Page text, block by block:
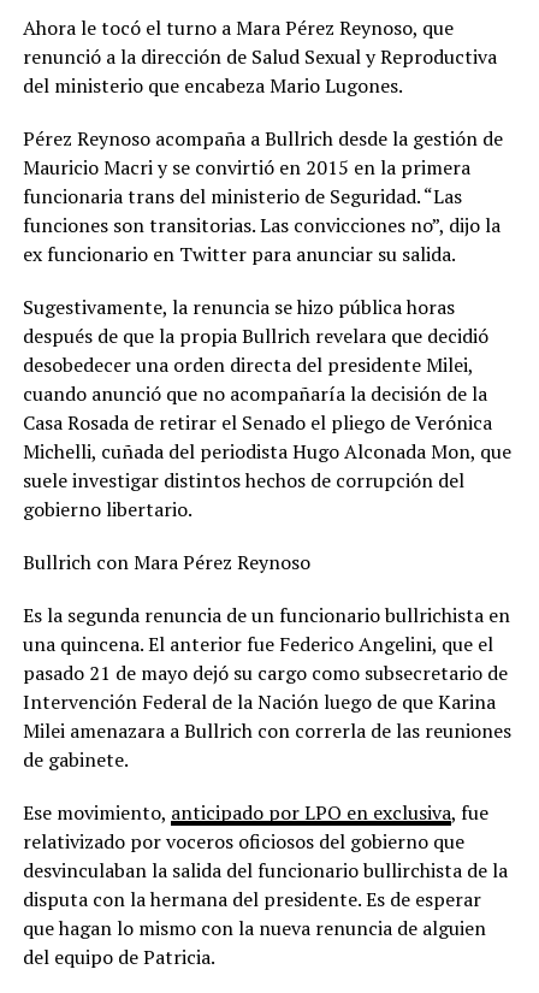
Ahora le tocó el turno a Mara Pérez Reynoso, que
renunció a la dirección de Salud Sexual y Reproductiva
del ministerio que encabeza Mario Lugones.
Pérez Reynoso acompaña a Bullrich desde la gestión de
Mauricio Macri y se convirtió en 2015 en la primera
funcionaria trans del ministerio de Seguridad. “Las
funciones son transitorias. Las convicciones no”, dijo la
ex funcionario en Twitter para anunciar su salida.
Sugestivamente, la renuncia se hizo pública horas
después de que la propia Bullrich revelara que decidió
desobedecer una orden directa del presidente Milei,
cuando anunció que no acompañaría la decisión de la
Casa Rosada de retirar el Senado el pliego de Verónica
Michelli, cuñada del periodista Hugo Alconada Mon, que
suele investigar distintos hechos de corrupción del
gobierno libertario.
Bullrich con Mara Pérez Reynoso
Es la segunda renuncia de un funcionario bullrichista en
una quincena. El anterior fue Federico Angelini, que el
pasado 21 de mayo dejó su cargo como subsecretario de
Intervención Federal de la Nación luego de que Karina
Milei amenazara a Bullrich con correrla de las reuniones
de gabinete.
Ese movimiento, anticipado por LPO en exclusiva, fue
relativizado por voceros oficiosos del gobierno que
desvinculaban la salida del funcionario bullirchista de la
disputa con la hermana del presidente. Es de esperar
que hagan lo mismo con la nueva renuncia de alguien
del equipo de Patricia.